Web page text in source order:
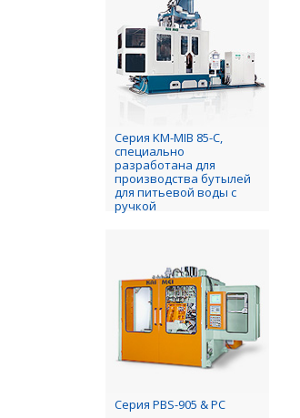
Серия KM-MIB 85-C,
специально
разработана для
производства бутылей
для питьевой воды с
ручкой
Серия PBS-905 & PC